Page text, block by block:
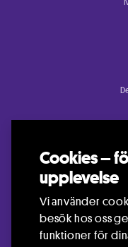
Cookies –
upplevelse
Vi använder
besök hos oss
funktioner för